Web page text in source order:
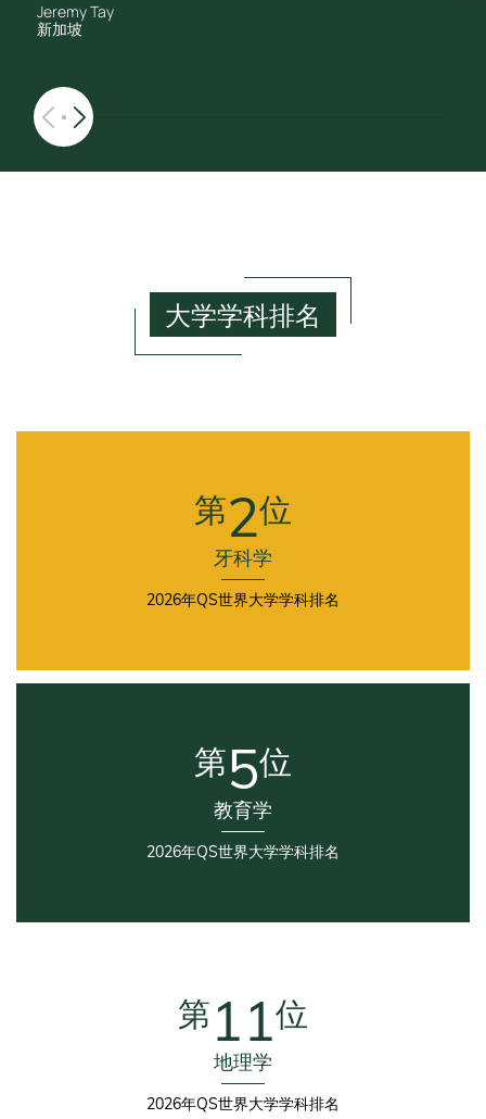
让我毕业后可以继续发展我的专业。
Jeremy Tay
新加坡
大学学科排名
第2位
牙科学
2026年QS世界大学学科排名
第5位
教育学
2026年QS世界大学学科排名
第11位
地理学
2026年QS世界大学学科排名